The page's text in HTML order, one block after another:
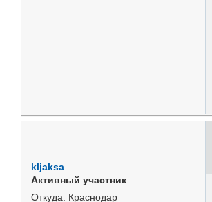
kljaksa
Активный участник
Откуда: Краснодар